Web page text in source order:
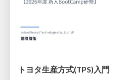
トヨタ⽣産⽅式(TPS)⼊⾨